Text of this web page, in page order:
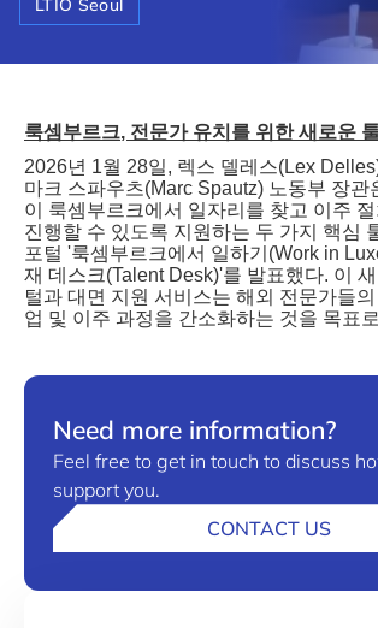
LTIO Seoul
룩셈부르크, 전문가 유치를 위한 새로운
2026년 1월 28일, 렉스 델레스(Lex
마크 스파우츠(Marc Spautz) 노동부 장관
이
룩셈부르크에서 일자리를 찾고 이주
진행할 수 있도록 지원하는 두 가지 핵심
포털 '룩셈부르크에서 일하기 (Work in
재 데스크(Talent Desk)'를 발표했다. 이
털과 대면 지원 서비스는 해외 전문가들의
업 및 이주 과정을 간소화하는 것을 목표로
Need more information?
Feel free to get in touch to discuss
support you.
CONTACT US